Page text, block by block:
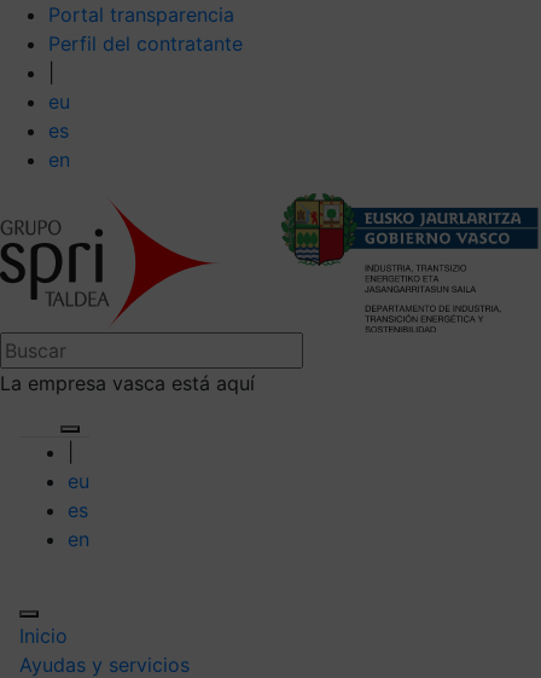
Portal transparencia
Perfil del contratante
eu
es
en
La empresa vasca está aquí
eu
es
en
Inicio
Ayudas y servicios